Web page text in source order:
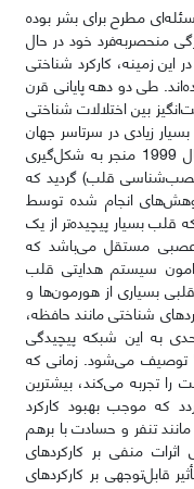
مطرح برای بشر بوده
منحصربه‌فرد خود در حال
زمینه، کارکرد شناختی
طی دو دهه پایانی قرن
بین اختلالات شناختی
زیادی در سرتاسر جهان
گزارش گردید. این مطالعات، در نهایت در سال 1999 منجر به شکل‌گیری
(عصب‌شناسی قلب) گردید که
انجام شده توسط
بسیار پیچیده‌تر از یک
مستقل می‌باشد که
سیستم هدایتی قلب
بسیاری از هورمون‌ها و
شناختی مانند حافظه،
به این شبکه پیچیدگی
توصیف می‌شود. زمانی که
تجربه می‌کند، بیشترین
که موجب بهبود کارکرد
تنفر و حسادت با برهم
منفی بر کارکردهای
قابل‌توجهی بر کارکردهای